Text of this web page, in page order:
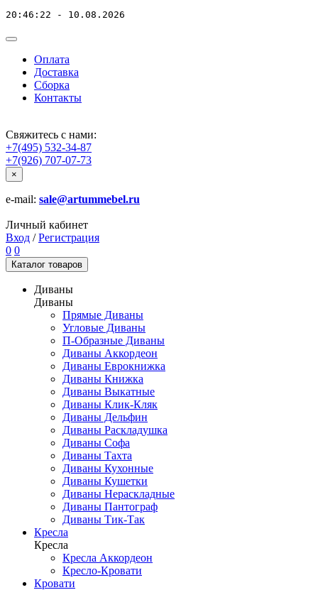
20:46:22 - 10.08.2026
Оплата
Доставка
Сборка
Контакты
Свяжитесь с нами:
+7(495) 532-34-87
+7(926) 707-07-73
×
e-mail: sale@artummebel.ru
Личный кабинет
Вход / Регистрация
0 0
Каталог товаров
Диваны
Диваны
Прямые Диваны
Угловые Диваны
П-Образные Диваны
Диваны Аккордеон
Диваны Еврокнижка
Диваны Книжка
Диваны Выкатные
Диваны Клик-Кляк
Диваны Дельфин
Диваны Раскладушка
Диваны Софа
Диваны Тахта
Диваны Кухонные
Диваны Кушетки
Диваны Нераскладные
Диваны Пантограф
Диваны Тик-Так
Кресла
Кресла
Кресла Аккордеон
Кресло-Кровати
Кровати